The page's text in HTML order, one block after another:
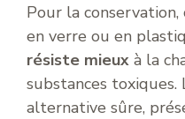
Pour la conservation,
en verre ou en
résiste mieux à la
substances
alternative sûre,